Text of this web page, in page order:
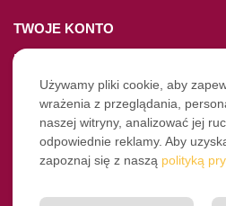
TWOJE KONTO
Moje konto
Nie pamiętasz hasła?
Twoje zamówienia
NASZE SOCIALE
Instagram
Używamy pliki cookie, aby
wrażenia z przeglądania,
naszej witryny, analizować jej
odpowiednie reklamy. Aby
zapoznaj się z naszą polityką